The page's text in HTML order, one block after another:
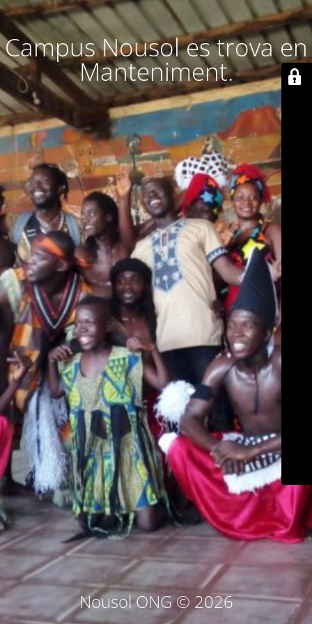
Campus Nousol es trova en
Manteniment.
Nousol ONG © 2026